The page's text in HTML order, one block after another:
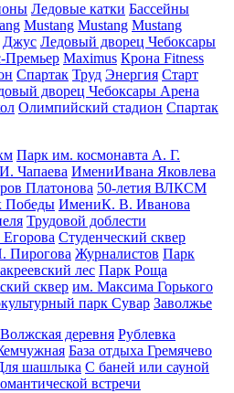
Ледовые катки Бассейны
Mustang Mustang Mustang
Джус Ледовый дворец Чебоксары
Премьер Maximus Крона Fitness
Спартак Труд Энергия Старт
дворец Чебоксары Арена
Олимпийский стадион Спартак
Парк им. космонавта А. Г.
Чапаева ИмениИвана Яковлева
Платонова 50-летия ВЛКСМ
Победы ИмениК. В. Иванова
Трудовой доблести
Студенческий сквер
Пирогова Журналистов Парк
лес Парк Роща
сквер им. Максима Горького
парк Сувар Заволжье
Волжская деревня Рублевка
База отдыха Гремячево
шашлыка С баней или сауной
встречи